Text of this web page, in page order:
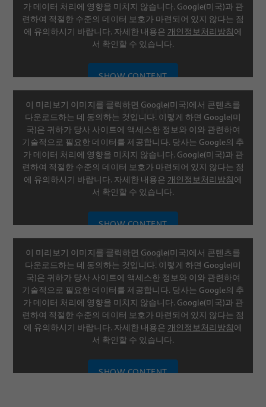
가 데이터 처리에 영향을 미치지 않습니다. Google(미국)과 관
련하여 적절한 수준의 데이터 보호가 마련되어 있지 않다는 점
에 유의하시기 바랍니다. 자세한 내용은 개인정보처리방침에
서 확인할 수 있습니다.
SHOW CONTENT
SETTINGS
이 미리보기 이미지를 클릭하면 Google(미국)에서 콘텐츠를
다운로드하는 데 동의하는 것입니다. 이렇게 하면 Google(미
국)은 귀하가 당사 사이트에 액세스한 정보와 이와 관련하여
기술적으로 필요한 데이터를 제공합니다. 당사는 Google의 추
가 데이터 처리에 영향을 미치지 않습니다. Google(미국)과 관
련하여 적절한 수준의 데이터 보호가 마련되어 있지 않다는 점
에 유의하시기 바랍니다. 자세한 내용은 개인정보처리방침에
서 확인할 수 있습니다.
SHOW CONTENT
SETTINGS
이 미리보기 이미지를 클릭하면 Google(미국)에서 콘텐츠를
다운로드하는 데 동의하는 것입니다. 이렇게 하면 Google(미
국)은 귀하가 당사 사이트에 액세스한 정보와 이와 관련하여
기술적으로 필요한 데이터를 제공합니다. 당사는 Google의 추
가 데이터 처리에 영향을 미치지 않습니다. Google(미국)과 관
련하여 적절한 수준의 데이터 보호가 마련되어 있지 않다는 점
에 유의하시기 바랍니다. 자세한 내용은 개인정보처리방침에
서 확인할 수 있습니다.
SHOW CONTENT